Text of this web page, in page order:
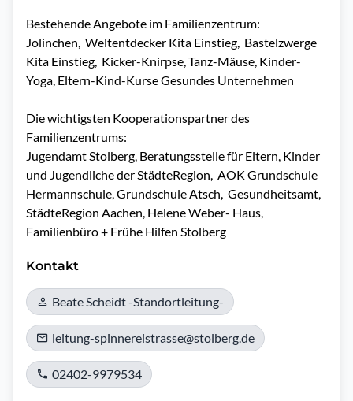
Bestehende Angebote im Familienzentrum:
Jolinchen,  Weltentdecker Kita Einstieg,  Bastelzwerge
Kita Einstieg,  Kicker-Knirpse, Tanz-Mäuse, Kinder-
Yoga, Eltern-Kind-Kurse Gesundes Unternehmen
Die wichtigsten Kooperationspartner des
Familienzentrums:
Jugendamt Stolberg, Beratungsstelle für Eltern, Kinder
und Jugendliche der StädteRegion,  AOK Grundschule
Hermannschule, Grundschule Atsch,  Gesundheitsamt,
StädteRegion Aachen, Helene Weber- Haus,
Familienbüro + Frühe Hilfen Stolberg
Kontakt
Beate Scheidt -Standortleitung-
leitung-spinnereistrasse@stolberg.de
02402-9979534